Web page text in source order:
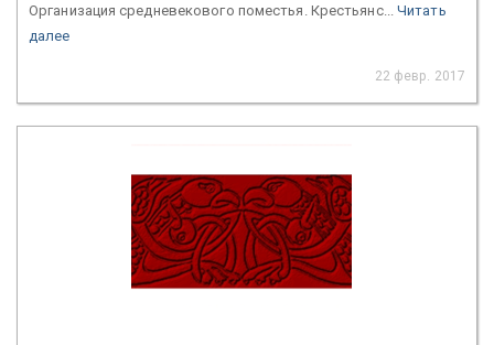
Организация средневекового поместья. Крестьянс... Читать
далее
22 февр. 2017